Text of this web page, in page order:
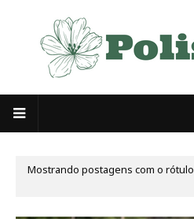
Mostrando postagens com o rótulo